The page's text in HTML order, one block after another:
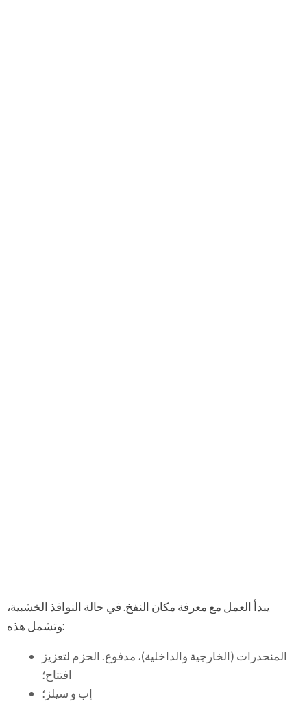
يبدأ العمل مع معرفة مكان النفخ. في حالة النوافذ الخشبية،
وتشمل هذه:
المنحدرات (الخارجية والداخلية)، مدفوع. الحزم لتعزيز
افتتاح؛
إب و سيلز؛